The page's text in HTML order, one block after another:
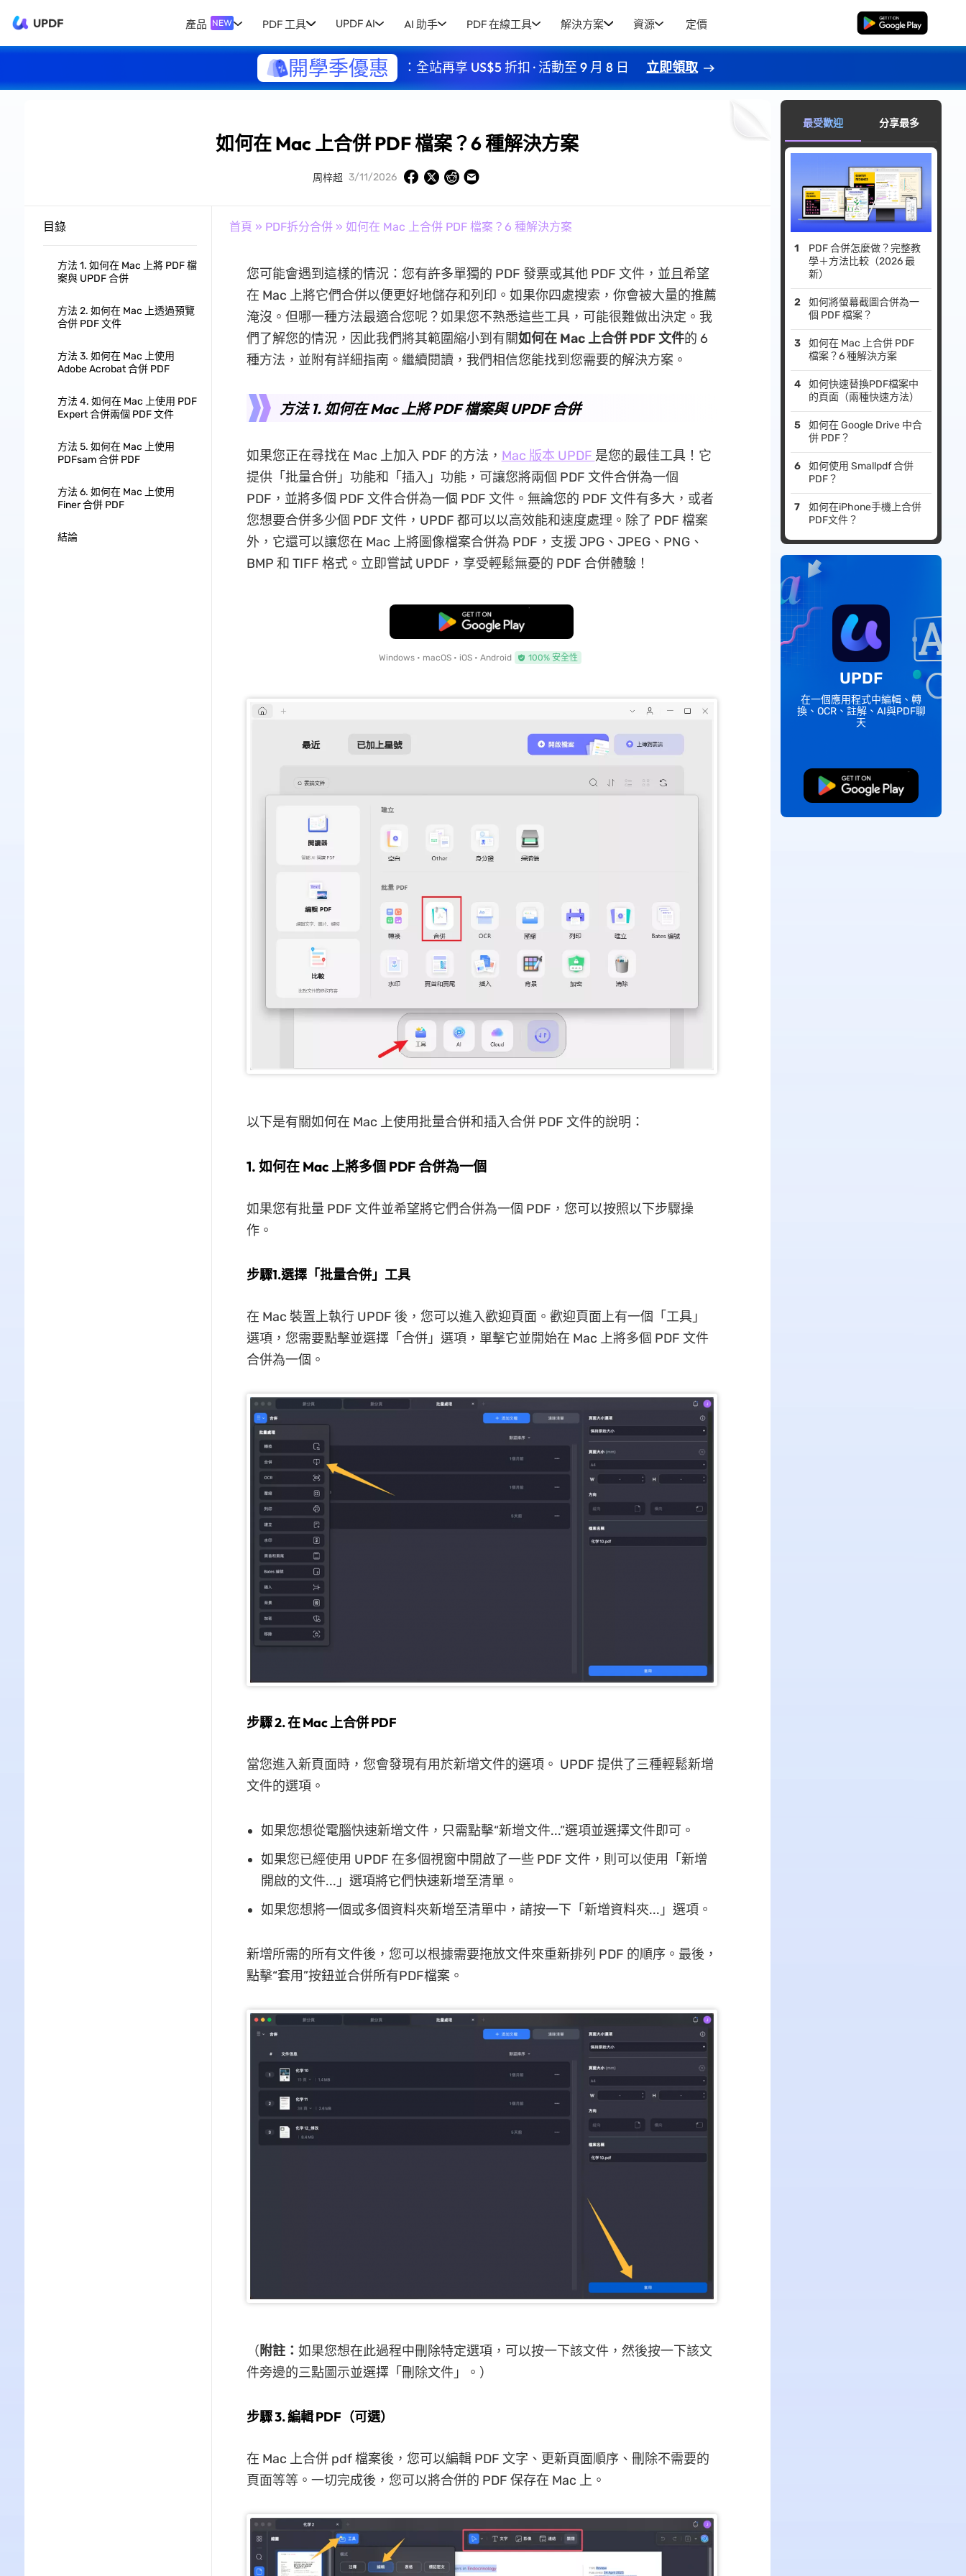
UPDF 產品 NEW PDF 工具 UPDF AI AI 助手 PDF 在線工具 解決方案 資源 定價 免費下載
開學季優惠 ：全站再享 US$5 折扣 · 活動至 9 月 8 日 立即領取
如何在 Mac 上合併 PDF 檔案？6 種解決方案
周梓超 3/11/2026
目錄
方法 1. 如何在 Mac 上將 PDF 檔
案與 UPDF 合併
方法 2. 如何在 Mac 上透過預覽
合併 PDF 文件
方法 3. 如何在 Mac 上使用
Adob​​e Acrobat 合併 PDF
方法 4. 如何在 Mac 上使用 PDF
Expert 合併兩個 PDF 文件
方法 5. 如何在 Mac 上使用
PDFsam 合併 PDF
方法 6. 如何在 Mac 上使用
Finer 合併 PDF
結論
首頁 » PDF拆分合併» 如何在 Mac 上合併 PDF 檔案？6 種解決方案
您可能會遇到這樣的情況：您有許多單獨的 PDF 發票或其他 PDF 文件，並且希望
在 Mac 上將它們合併以便更好地儲存和列印。如果你四處搜索，你會被大量的推薦
淹沒。但哪一種方法最適合您呢？如果您不熟悉這些工具，可能很難做出決定。我
們了解您的情況，因此我們將其範圍縮小到有關如何在 Mac 上合併 PDF 文件的 6
種方法，並附有詳細指南。繼續閱讀，我們相信您能找到您需要的解決方案。
方法 1. 如何在 Mac 上將 PDF 檔案與 UPDF 合併
如果您正在尋找在 Mac 上加入 PDF 的方法， Mac 版本 UPDF 是您的最佳工具！它
提供「批量合併」功能和「插入」功能，可讓您將兩個 PDF 文件合併為一個
PDF，並將多個 PDF 文件合併為一個 PDF 文件。無論您的 PDF 文件有多大，或者
您想要合併多少個 PDF 文件，UPDF 都可以以高效能和速度處理。除了 PDF 檔案
外，它還可以讓您在 Mac 上將圖像檔案合併為 PDF，支援 JPG、JPEG、PNG、
BMP 和 TIFF 格式。立即嘗試 UPDF，享受輕鬆無憂的 PDF 合併體驗！
免費下載
Windows • macOS • iOS • Android 100% 安全性
以下是有關如何在 Mac 上使用批量合併和插入合併 PDF 文件的說明：
1. 如何在 Mac 上將多個 PDF 合併為一個
如果您有批量 PDF 文件並希望將它們合併為一個 PDF，您可以按照以下步驟操
作。
步驟1.選擇「批量合併」工具
在 Mac 裝置上執行 UPDF 後，您可以進入歡迎頁面。歡迎頁面上有一個「工具」
選項，您需要點擊並選擇「合併」選項，單擊它並開始在 Mac 上將多個 PDF 文件
合併為一個。
步驟 2. 在 Mac 上合併 PDF
當您進入新頁面時，您會發現有用於新增文件的選項。 UPDF 提供了三種輕鬆新增
文件的選項。
如果您想從電腦快速新增文件，只需點擊“新增文件...”選項並選擇文件即可。
如果您已經使用 UPDF 在多個視窗中開啟了一些 PDF 文件，則可以使用「新增
開啟的文件...」選項將它們快速新增至清單。
如果您想將一個或多個資料夾新增至清單中，請按一下「新增資料夾...」選項。
新增所需的所有文件後，您可以根據需要拖放文件來重新排列 PDF 的順序。最後，
點擊“套用”按鈕並合併所有PDF檔案。
（附註： 如果您想在此過程中刪除特定選項，可以按一下該文件，然後按一下該文
件旁邊的三點圖示並選擇「刪除文件」。）
步驟 3. 編輯 PDF（可選）
在 Mac 上合併 pdf 檔案後，您可以編輯 PDF 文字、更新頁面順序、刪除不需要的
頁面等等。一切完成後，您可以將合併的 PDF 保存在 Mac 上。
最受歡迎 分享最多
PDF 合併怎麼做？完整教
學＋方法比較（2026 最
新）
如何將螢幕截圖合併為一
個 PDF 檔案？
如何在 Mac 上合併 PDF
檔案？6 種解決方案
如何快速替換PDF檔案中
的頁面（兩種快速方法）
如何在 Google Drive 中合
併 PDF？
如何使用 Smallpdf 合併
PDF？
如何在iPhone手機上合併
PDF文件？
UPDF
在一個應用程式中編輯、轉
換、OCR、註解、AI與PDF聊
天
免費下載